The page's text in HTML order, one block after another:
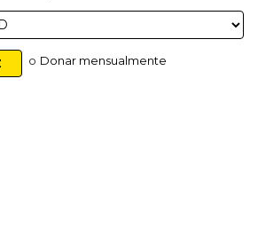
o Donar mensualmente